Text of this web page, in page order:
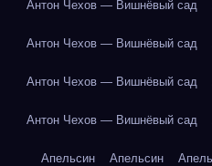
Антон Чехов — Вишнёвый сад
Антон Чехов — Вишнёвый сад
Антон Чехов — Вишнёвый сад
Антон Чехов — Вишнёвый сад
Апельсин Апельсин